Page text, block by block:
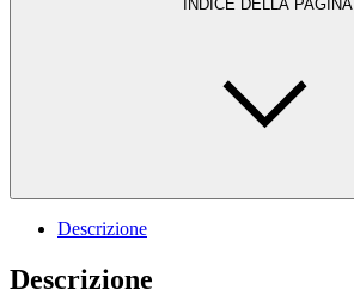
INDICE DELLA PAGINA
Descrizione
Descrizione